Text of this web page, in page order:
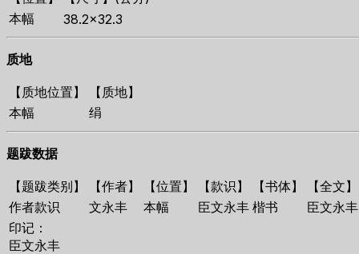
本幅
38.2×32.3
质地
【质地位置】
【质地】
本幅
绢
题跋数据
【题跋类别】 【作者】 【位置】 【款识】 【书体】
【全文】
作者款识
文永丰 本幅 臣文永丰 楷书
臣文永
印记：
臣文永丰